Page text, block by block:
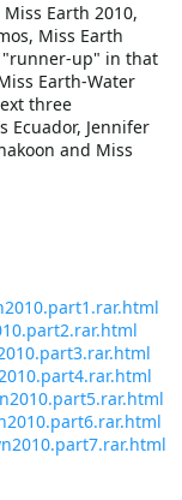
Earth 2010,
Miss Earth
"runner-up" in that
Earth-Water
three
Ecuador, Jennifer
and Miss